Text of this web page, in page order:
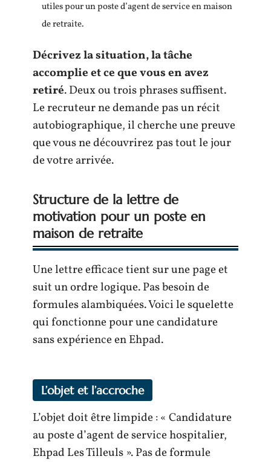
utiles pour un poste d’agent de service en maison
de retraite.
Décrivez la situation, la tâche
accomplie et ce que vous en avez
retiré. Deux ou trois phrases suffisent.
Le recruteur ne demande pas un récit
autobiographique, il cherche une preuve
que vous ne découvrirez pas tout le jour
de votre arrivée.
Structure de la lettre de
motivation pour un poste en
maison de retraite
Une lettre efficace tient sur une page et
suit un ordre logique. Pas besoin de
formules alambiquées. Voici le squelette
qui fonctionne pour une candidature
sans expérience en Ehpad.
L’objet et l’accroche
L’objet doit être limpide : « Candidature
au poste d’agent de service hospitalier,
Ehpad Les Tilleuls ». Pas de formule